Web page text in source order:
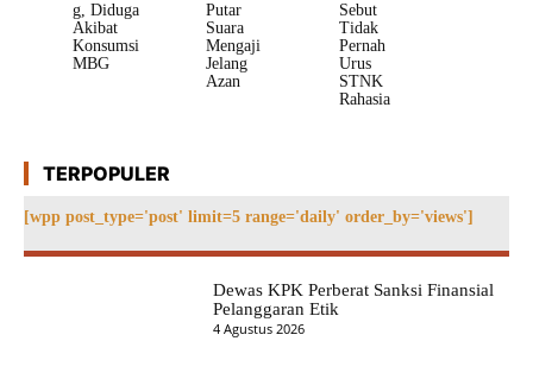
g, Diduga
Akibat
Konsumsi
MBG
Putar
Suara
Mengaji
Jelang
Azan
Sebut
Tidak
Pernah
Urus
STNK
Rahasia
TERPOPULER
[wpp post_type='post' limit=5 range='daily' order_by='views']
Dewas KPK Perberat Sanksi Finansial
Pelanggaran Etik
4 Agustus 2026